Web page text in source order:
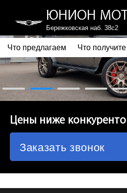
ЮНИОН
Бережковская наб. 38с2
ПОЧЕМУ ВЫБИРАЮТ
ЧТО ПРЕДЛАГАЕМ
ЧТО ПОЛУЧИТЕ
Что предлагаем Что получите
Цены ниже
Заказать звонок